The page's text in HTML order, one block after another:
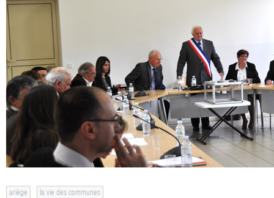
ariège la vie des communes